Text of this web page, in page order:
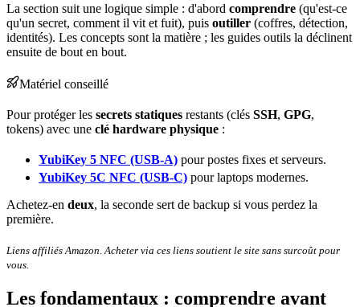
La section suit une logique simple : d'abord comprendre (qu'est-ce
qu'un secret, comment il vit et fuit), puis outiller (coffres, détection,
identités). Les concepts sont la matière ; les guides outils la déclinent
ensuite de bout en bout.
Matériel conseillé
Pour protéger les secrets statiques restants (clés SSH, GPG,
tokens) avec une clé hardware physique :
YubiKey 5 NFC (USB-A) pour postes fixes et serveurs.
YubiKey 5C NFC (USB-C) pour laptops modernes.
Achetez-en deux, la seconde sert de backup si vous perdez la
première.
Liens affiliés Amazon. Acheter via ces liens soutient le site sans surcoût pour
vous.
Les fondamentaux : comprendre avant